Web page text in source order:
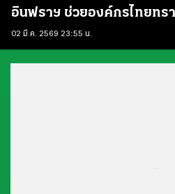
อินฟราฯ ช่วยองค์กรไทยท
02 มี.ค. 2569 23:55 น.